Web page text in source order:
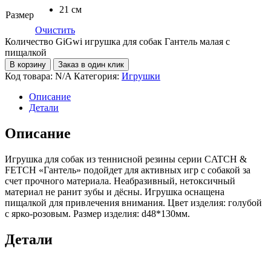
Размер
21 см
Очистить
Количество GiGwi игрушка для собак Гантель малая с
пищалкой
В корзину Заказ в один клик
Код товара: N/A Категория: Игрушки
Описание
Детали
Описание
Игрушка для собак из теннисной резины серии CATCH &
FETCH «Гантель» подойдет для активных игр с собакой за
счет прочного материала. Неабразивный, нетоксичный
материал не ранит зубы и дёсны. Игрушка оснащена
пищалкой для привлечения внимания. Цвет изделия: голубой
с ярко-розовым. Размер изделия: d48*130мм.
Детали